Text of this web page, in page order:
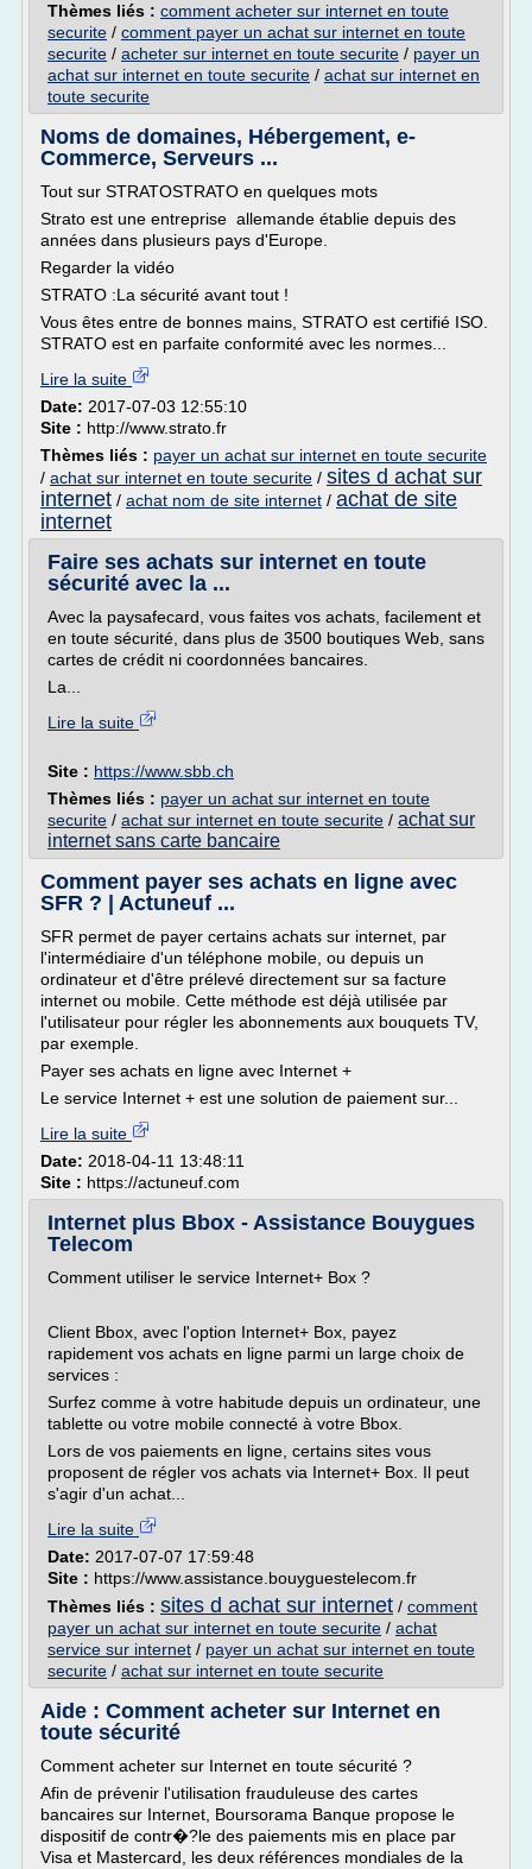
Thèmes liés : comment acheter sur internet en toute
securite / comment payer un achat sur internet en toute
securite / acheter sur internet en toute securite / payer un
achat sur internet en toute securite / achat sur internet en
toute securite
Noms de domaines, Hébergement, e-
Commerce, Serveurs ...
Tout sur STRATOSTRATO en quelques mots
Strato est une entreprise allemande établie depuis des
années dans plusieurs pays d'Europe.
Regarder la vidéo
STRATO :La sécurité avant tout !
Vous êtes entre de bonnes mains, STRATO est certifié ISO.
STRATO est en parfaite conformité avec les normes...
Lire la suite
Date: 2017-07-03 12:55:10
Site : http://www.strato.fr
Thèmes liés : payer un achat sur internet en toute securite
/ achat sur internet en toute securite / sites d achat sur
internet / achat nom de site internet / achat de site
internet
Faire ses achats sur internet en toute
sécurité avec la ...
Avec la paysafecard, vous faites vos achats, facilement et
en toute sécurité, dans plus de 3500 boutiques Web, sans
cartes de crédit ni coordonnées bancaires.
La...
Lire la suite
Site : https://www.sbb.ch
Thèmes liés : payer un achat sur internet en toute
securite / achat sur internet en toute securite / achat sur
internet sans carte bancaire
Comment payer ses achats en ligne avec
SFR ? | Actuneuf ...
SFR permet de payer certains achats sur internet, par
l'intermédiaire d'un téléphone mobile, ou depuis un
ordinateur et d'être prélevé directement sur sa facture
internet ou mobile. Cette méthode est déjà utilisée par
l'utilisateur pour régler les abonnements aux bouquets TV,
par exemple.
Payer ses achats en ligne avec Internet +
Le service Internet + est une solution de paiement sur...
Lire la suite
Date: 2018-04-11 13:48:11
Site : https://actuneuf.com
Internet plus Bbox - Assistance Bouygues
Telecom
Comment utiliser le service Internet+ Box ?
Client Bbox, avec l'option Internet+ Box, payez
rapidement vos achats en ligne parmi un large choix de
services :
Surfez comme à votre habitude depuis un ordinateur, une
tablette ou votre mobile connecté à votre Bbox.
Lors de vos paiements en ligne, certains sites vous
proposent de régler vos achats via Internet+ Box. Il peut
s'agir d'un achat...
Lire la suite
Date: 2017-07-07 17:59:48
Site : https://www.assistance.bouyguestelecom.fr
Thèmes liés : sites d achat sur internet / comment
payer un achat sur internet en toute securite / achat
service sur internet / payer un achat sur internet en toute
securite / achat sur internet en toute securite
Aide : Comment acheter sur Internet en
toute sécurité
Comment acheter sur Internet en toute sécurité ?
Afin de prévenir l'utilisation frauduleuse des cartes
bancaires sur Internet, Boursorama Banque propose le
dispositif de contr�?le des paiements mis en place par
Visa et Mastercard, les deux références mondiales de la